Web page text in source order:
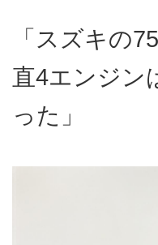
「スズキの
直4エンジン
った」